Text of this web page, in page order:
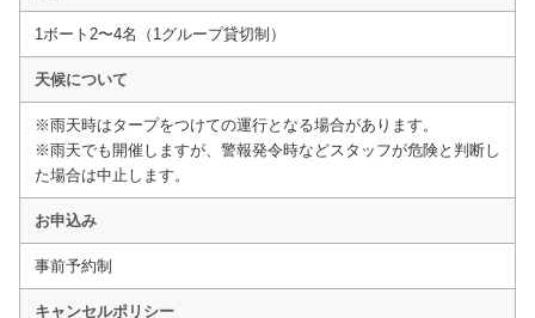
1ボート2〜4名（1グループ貸切制）
天候について
※雨天時はタープをつけての運行となる場合があります。
※雨天でも開催しますが、警報発令時などスタッフが危険と判断し
た場合は中止します。
お申込み
事前予約制
キャンセルポリシー